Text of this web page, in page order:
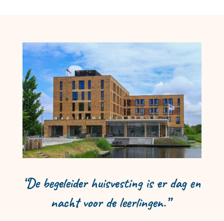
“De begeleider huisvesting is er dag en
nacht voor de leerlingen.”